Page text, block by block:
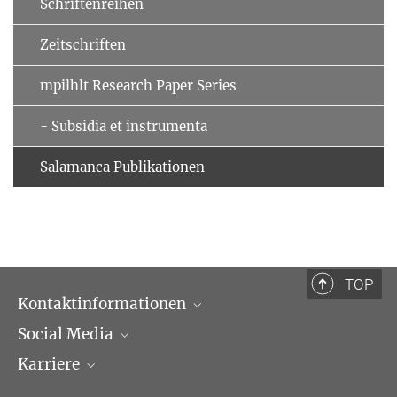
Schriftenreihen
Zeitschriften
mpilhlt Research Paper Series
- Subsidia et instrumenta
Salamanca Publikationen
TOP
Kontaktinformationen
Öffnungszeiten & Anfahrt
Ansprechpartner*innen
Social Media
LinkedIn
Karriere